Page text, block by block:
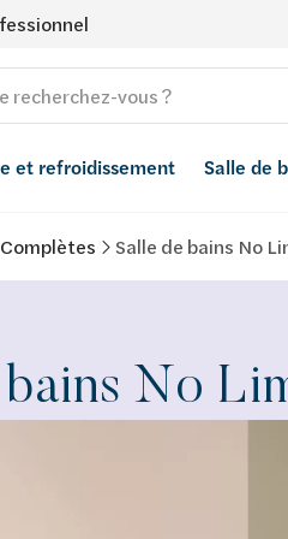
et refroidissement Salle de
l'eau de pluie
Salle de bains No
bains No